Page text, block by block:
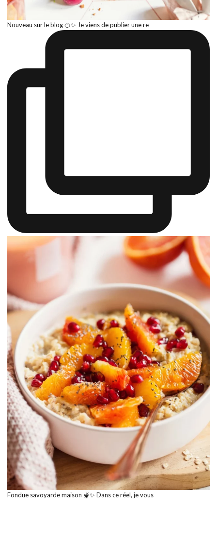
Nouveau sur le blog 🍊✨ Je viens de publier une re
Fondue savoyarde maison 🫕✨ Dans ce réel, je vous